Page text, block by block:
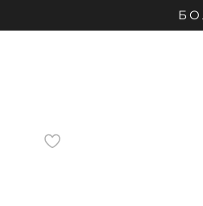
БОЛЬШАЯ